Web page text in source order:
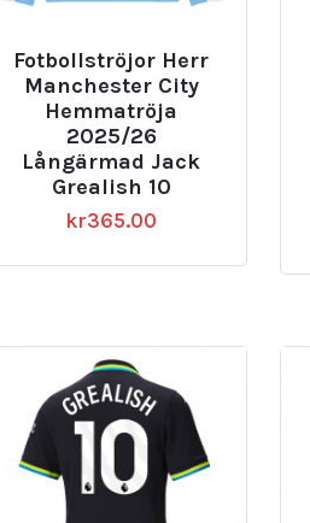
Fotbollströjor Herr
Manchester City
Hemmatröja
2025/26
Långärmad Jack
Grealish 10
kr365.00